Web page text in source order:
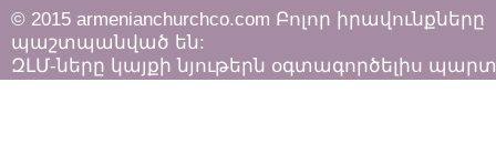
© 2015 armenianchurchco.com Բոլոր իրավունքները
պաշտպանված են:
ԶԼՄ-ները կայքի նյութերն օգտագործելիս